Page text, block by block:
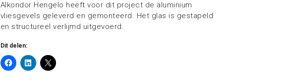
Alkondor Hengelo heeft voor dit project de aluminium
vliesgevels geleverd en gemonteerd. Het glas is gestapeld
en structureel verlijmd uitgevoerd.
Dit delen: